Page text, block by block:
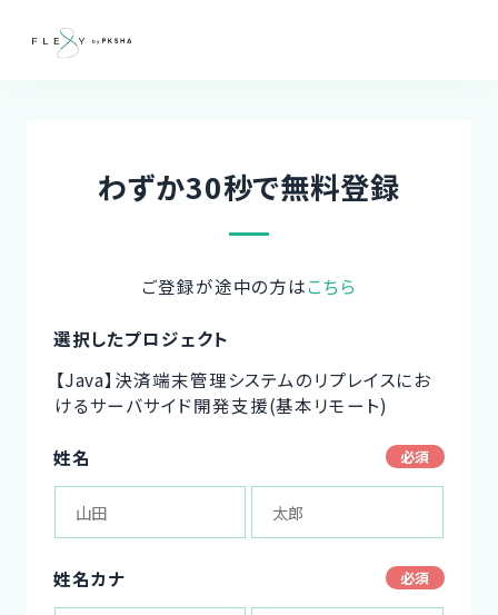
わずか30秒で無料登録
ご登録が途中の方はこちら
選択したプロジェクト
【Java】決済端末管理システムのリプレイスにお
けるサーバサイド開発支援(基本リモート)
姓名
姓名カナ